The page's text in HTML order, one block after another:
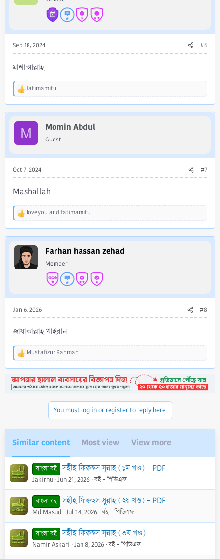
o
:
Sep 18, 2024 #6
মাশাআল্লাহ
R
a
o
:
fatimamitu
M Momin Abdul
Guest
Oct 7, 2024 #7
Mashallah
R
a
o
:
loveyou and fatimamitu
Farhan hassan zehad
Member
Jan 6, 2026 #8
জাযাকাল্লাহ খাইরান
R
c
t
s
Mustafizur Rahman
You must log in or register to reply here.
Similar content Most view View more
বাংলা বই সহীহ ফিক্বহুস সুন্নাহ (১ম খণ্ড) - PDF
Jakirhu Jun 21, 2026 বই - পিডিএফ
বাংলা বই সহীহ ফিক্বহুস সুন্নাহ (২য় খণ্ড) - PDF
Md Masud Jul 14, 2026 বই - পিডিএফ
বাংলা বই সহীহ ফিক্বহুস সুন্নাহ (৩য় খণ্ড)
Namir Askari Jan 8, 2026 বই - পিডিএফ